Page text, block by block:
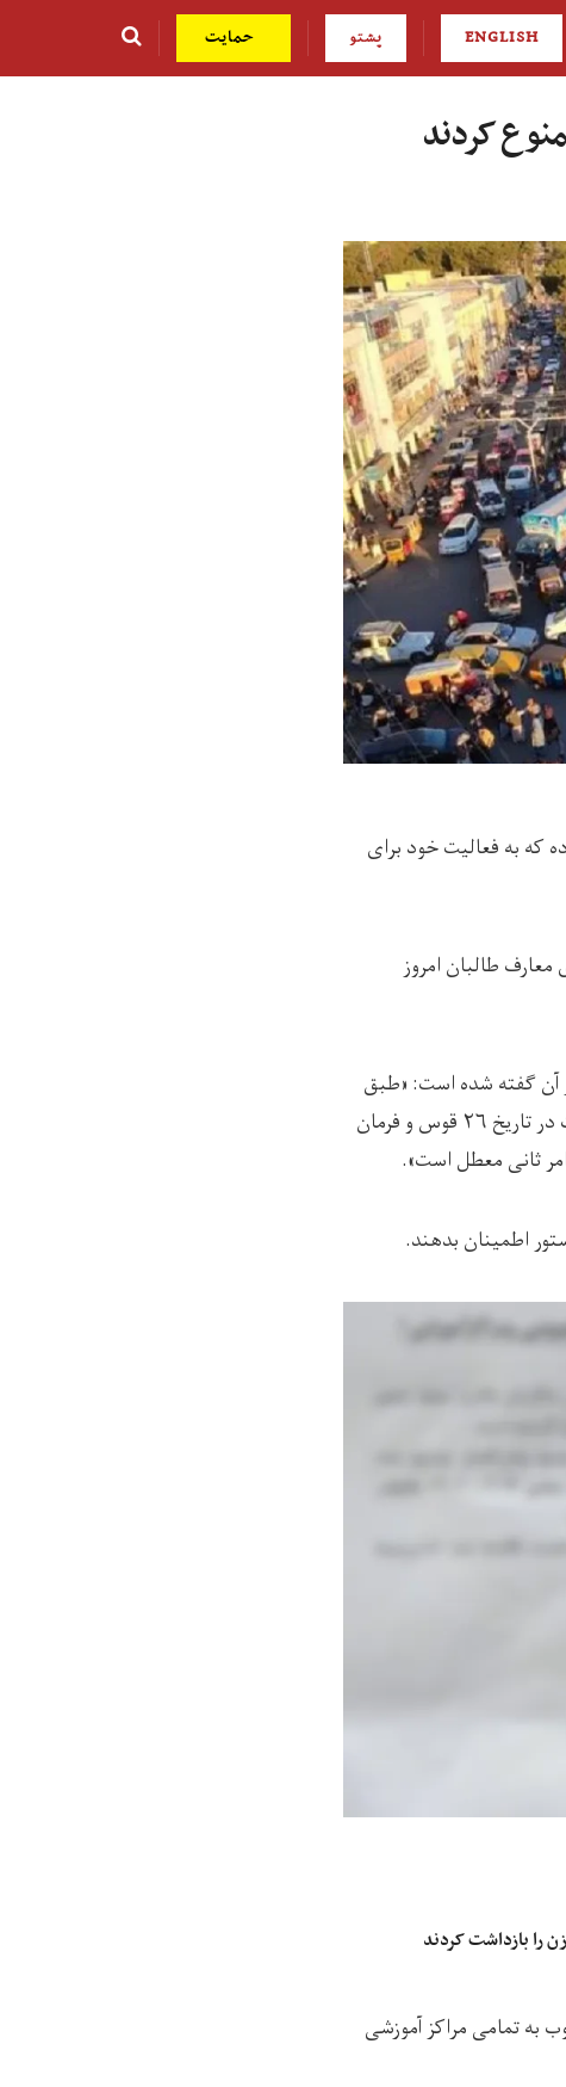
ENGLISH پشتو حمایت
کردند
که به فعالیت خود برای
طالبان امروز
آن گفته شده است: «طبق
فیصله کمیسیون حمایوی از لوایح و طرزالعمل توشیح شده امر به معروف و نهی از منکر هرات در تاریخ ۲۶ قوس و فرمان
اطمینان بدهند.
را بازداشت کردند
به تمامی مراکز آموزشی